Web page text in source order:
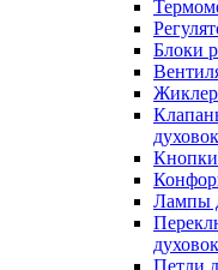
Блоки
духовок
Кнопки
Лампы
духовок
Петли